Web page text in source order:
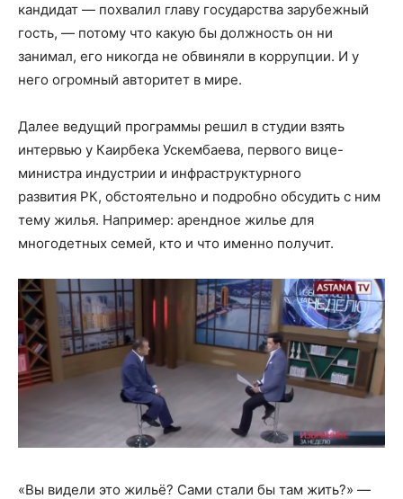
кандидат — похвалил главу государства зарубежный
гость, — потому что какую бы должность он ни
занимал, его никогда не обвиняли в коррупции. И у
него огромный авторитет в мире.
Далее ведущий программы решил в студии взять
интервью у Каирбека Ускембаева, первого вице-
министра индустрии и инфраструктурного
развития РК, обстоятельно и подробно обсудить с ним
тему жилья. Например: арендное жилье для
многодетных семей, кто и что именно получит.
«Вы видели это жильё? Сами стали бы там жить?» —